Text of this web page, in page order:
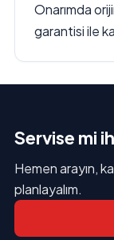
Onarımda
garantisi ile
Servise mi
Hemen arayın,
planlayalım.